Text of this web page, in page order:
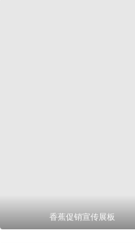
香蕉促销宣传展板